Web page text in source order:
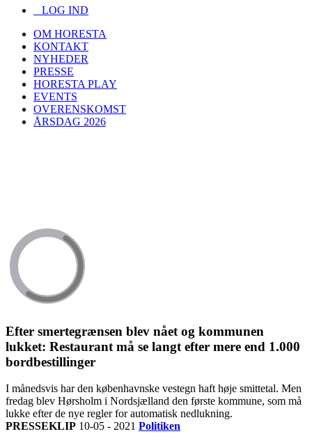
LOG IND
OM HORESTA
KONTAKT
NYHEDER
PRESSE
HORESTA PLAY
EVENTS
OVERENSKOMST
ÅRSDAG 2026
Efter smertegrænsen blev nået og kommunen
lukket: Restaurant må se langt efter mere end 1.000
bordbestillinger
I månedsvis har den københavnske vestegn haft høje smittetal. Men
fredag blev Hørsholm i Nordsjælland den første kommune, som må
lukke efter de nye regler for automatisk nedlukning.
PRESSEKLIP 10-05 - 2021 Politiken